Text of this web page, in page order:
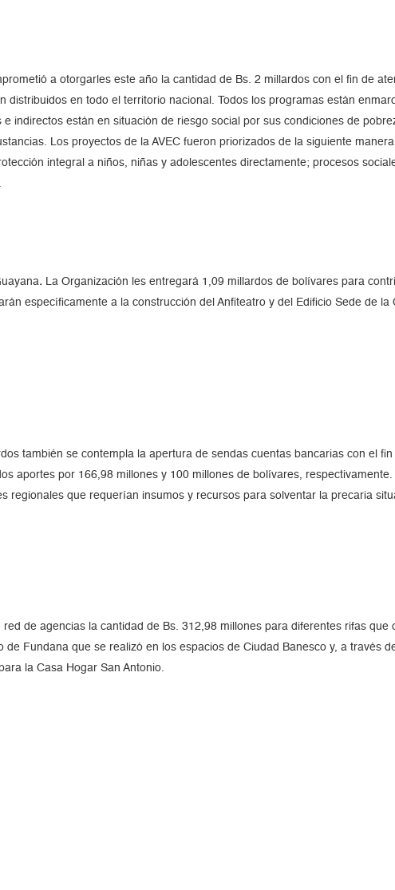
a otorgarles este año la cantidad de Bs. 2 millardos con el fin de
distribuidos en todo el territorio nacional. Todos los programas están
indirectos están en situación de riesgo social por sus condiciones de
Los proyectos de la AVEC fueron priorizados de la siguiente
integral a niños, niñas y adolescentes directamente; procesos
. La Organización les entregará 1,09 millardos de bolívares para
específicamente a la construcción del Anfiteatro y del Edificio Sede de la
también se contempla la apertura de sendas cuentas bancarias con el
aportes por 166,98 millones y 100 millones de bolívares,
regionales que requerían insumos y recursos para solventar la precaria
de agencias la cantidad de Bs. 312,98 millones para diferentes rifas que
Fundana que se realizó en los espacios de Ciudad Banesco y, a través
la Casa Hogar San Antonio.